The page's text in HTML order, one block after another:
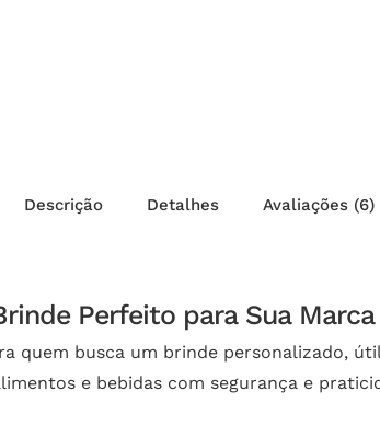
Descrição Detalhes Avaliações (6)
Perfeito para Sua Marca
quem busca um brinde personalizado,
e bebidas com segurança e